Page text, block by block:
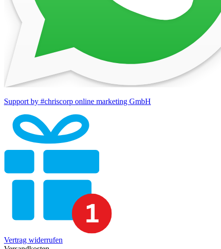
Support by #chriscorp online marketing GmbH
Vertrag widerrufen